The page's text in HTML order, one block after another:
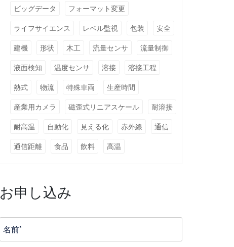
ビッグデータ フォーマット変更
ライフサイエンス レベル監視 包装 安全
建機 形状 木工 流量センサ 流量制御
液面検知 温度センサ 溶接 溶接工程
熱式 物流 特殊車両 生産時間
産業用カメラ 磁歪式リニアスケール 耐溶接
耐高温 自動化 見える化 赤外線 通信
通信距離 食品 飲料 高温
お申し込み